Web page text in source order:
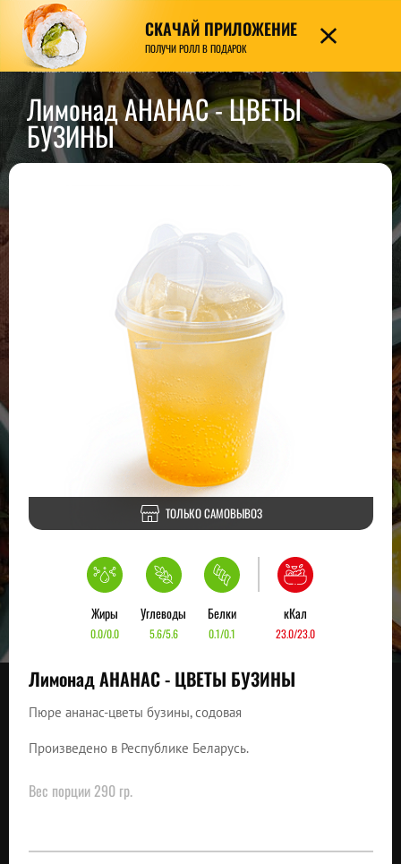
7989
Главная / Меню / Напитки / Лимонад АНАНАС - ЦВЕТЫ БУЗИНЫ
Лимонад АНАНАС - ЦВЕТЫ
БУЗИНЫ
ТОЛЬКО САМОВЫВОЗ
Жиры
0.0/0.0
Углеводы
5.6/5.6
Белки
0.1/0.1
кКал
23.0/23.0
Лимонад АНАНАС - ЦВЕТЫ БУЗИНЫ
Пюре ананас-цветы бузины, содовая
Произведено в Республике Беларусь.
Вес порции 290 гр.
СКАЧАЙ ПРИЛОЖЕНИЕ
ПОЛУЧИ РОЛЛ В ПОДАРОК